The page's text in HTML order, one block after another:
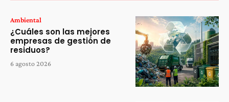
Ambiental
¿Cuáles son las mejores
empresas de gestión de
residuos?
6 agosto 2026